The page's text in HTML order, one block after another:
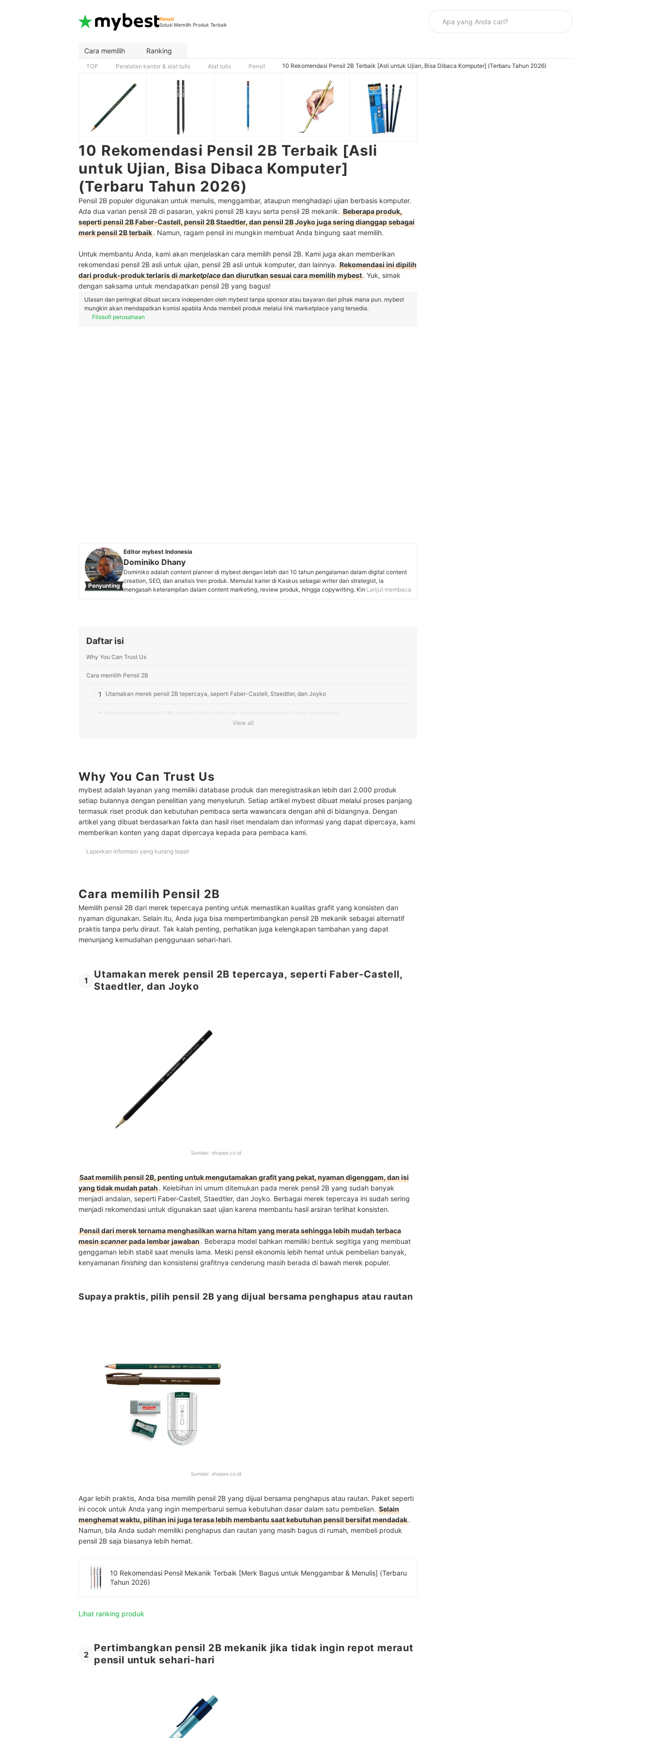
Pensil
Solusi Memilih Produk Terbaik
Cara memilih Ranking
TOP Peralatan kantor & alat tulis Alat tulis Pensil 10 Rekomendasi Pensil 2B Terbaik [Asli untuk Ujian, Bisa Dibaca Komputer] (Terbaru Tahun 2026)
10 Rekomendasi Pensil 2B Terbaik [Asli
untuk Ujian, Bisa Dibaca Komputer]
(Terbaru Tahun 2026)
Pensil 2B populer digunakan untuk menulis, menggambar, ataupun menghadapi ujian berbasis komputer.
Ada dua varian pensil 2B di pasaran, yakni pensil 2B kayu serta pensil 2B mekanik. Beberapa produk,
seperti pensil 2B Faber-Castell, pensil 2B Staedtler, dan pensil 2B Joyko juga sering dianggap sebagai
merkpensil 2B terbaik. Namun, ragam pensil ini mungkin membuat Anda bingung saat memilih.
Untuk membantu Anda, kami akan menjelaskan cara memilih pensil 2B. Kami juga akan memberikan
rekomendasi pensil 2B asli untuk ujian, pensil 2B asli untuk komputer, dan lainnya. Rekomendasi ini dipilih
dari produk-produk terlaris dimarketplacedan diurutkan sesuai cara memilih mybest. Yuk, simak
dengan saksama untuk mendapatkan pensil 2B yang bagus!
Ulasan dan peringkat dibuat secara independen oleh mybest tanpa sponsor atau bayaran dari pihak mana pun. mybest
mungkin akan mendapatkan komisi apabila Anda membeli produk melalui link marketplace yang tersedia.
Filosofi perusahaan
Penyunting
Editor mybest Indonesia
Dominiko Dhany
Dominiko adalah content planner di mybest dengan lebih dari 10 tahun pengalaman dalam digital content
creation, SEO, dan analisis tren produk. Memulai karier di Kaskus sebagai writer dan strategist, ia
mengasah keterampilan dalam content marketing, review produk, hingga copywriting. Kini, ia aktifLanjut membaca
Daftar isi
Why You Can Trust Us
Cara memilih Pensil 2B
1 Utamakan merek pensil 2B tepercaya, seperti Faber-Castell, Staedtler, dan Joyko
2 Pertimbangkan pensil 2B mekanik jika tidak ingin repot meraut pensil untuk sehari-hari
Baca juga rekomendasi alat tulis lainnya di sini
View all
Why You Can Trust Us
mybest adalah layanan yang memiliki database produk dan meregistrasikan lebih dari 2.000 produk
setiap bulannya dengan penelitian yang menyeluruh. Setiap artikel mybest dibuat melalui proses panjang
termasuk riset produk dan kebutuhan pembaca serta wawancara dengan ahli di bidangnya. Dengan
artikel yang dibuat berdasarkan fakta dan hasil riset mendalam dan informasi yang dapat dipercaya, kami
memberikan konten yang dapat dipercaya kepada para pembaca kami.
Laporkan informasi yang kurang tepat
Cara memilih Pensil 2B
Memilih pensil 2B dari merek tepercaya penting untuk memastikan kualitas grafit yang konsisten dan
nyaman digunakan. Selain itu, Anda juga bisa mempertimbangkan pensil 2B mekanik sebagai alternatif
praktis tanpa perlu diraut. Tak kalah penting, perhatikan juga kelengkapan tambahan yang dapat
menunjang kemudahan penggunaan sehari-hari.
1
Utamakan merek pensil 2B tepercaya, seperti Faber-Castell,
Staedtler, dan Joyko
Sumber: shopee.co.id
Saat memilih pensil 2B, penting untuk mengutamakan grafit yang pekat, nyaman digenggam, dan isi
yang tidak mudah patah. Kelebihan ini umum ditemukan pada merek pensil 2B yang sudah banyak
menjadi andalan, seperti Faber-Castell, Staedtler, dan Joyko. Berbagai merek tepercaya ini sudah sering
menjadi rekomendasi untuk digunakan saat ujian karena membantu hasil arsiran terlihat konsisten.
Pensil dari merek ternama menghasilkan warna hitam yang merata sehingga lebih mudah terbaca
mesinscannerpada lembar jawaban. Beberapa model bahkan memiliki bentuk segitiga yang membuat
genggaman lebih stabil saat menulis lama. Meski pensil ekonomis lebih hemat untuk pembelian banyak,
kenyamanan finishing dan konsistensi grafitnya cenderung masih berada di bawah merek populer.
Supaya praktis, pilih pensil 2B yang dijual bersama penghapus atau rautan
Sumber: shopee.co.id
Agar lebih praktis, Anda bisa memilih pensil 2B yang dijual bersama penghapus atau rautan. Paket seperti
ini cocok untuk Anda yang ingin memperbarui semua kebutuhan dasar dalam satu pembelian. Selain
menghemat waktu, pilihan ini juga terasa lebih membantu saat kebutuhan pensil bersifat mendadak.
Namun, bila Anda sudah memiliki penghapus dan rautan yang masih bagus di rumah, membeli produk
pensil 2B saja biasanya lebih hemat.
10 Rekomendasi Pensil Mekanik Terbaik [Merk Bagus untuk Menggambar & Menulis] (Terbaru
Tahun 2026)
Lihat ranking produk
2
Pertimbangkan pensil 2B mekanik jika tidak ingin repot meraut
pensil untuk sehari-hari